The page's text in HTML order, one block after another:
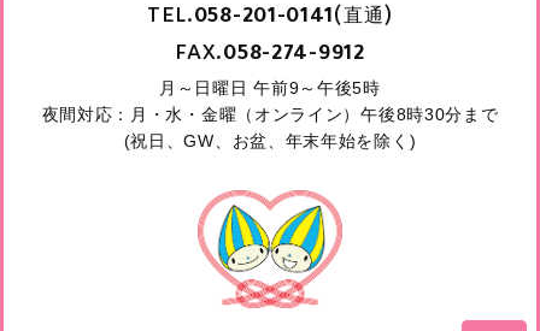
TEL.058-201-0141(直通)
FAX.058-274-9912
月～日曜日 午前9～午後5時
夜間対応：月・水・金曜（オンライン）午後8時30分まで
(祝日、GW、お盆、年末年始を除く)